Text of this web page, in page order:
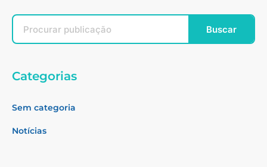
Buscar
Categorias
Sem categoria
Notícias